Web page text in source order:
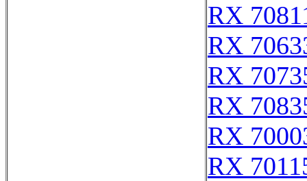
RX
RX
RX
RX
RX
RX